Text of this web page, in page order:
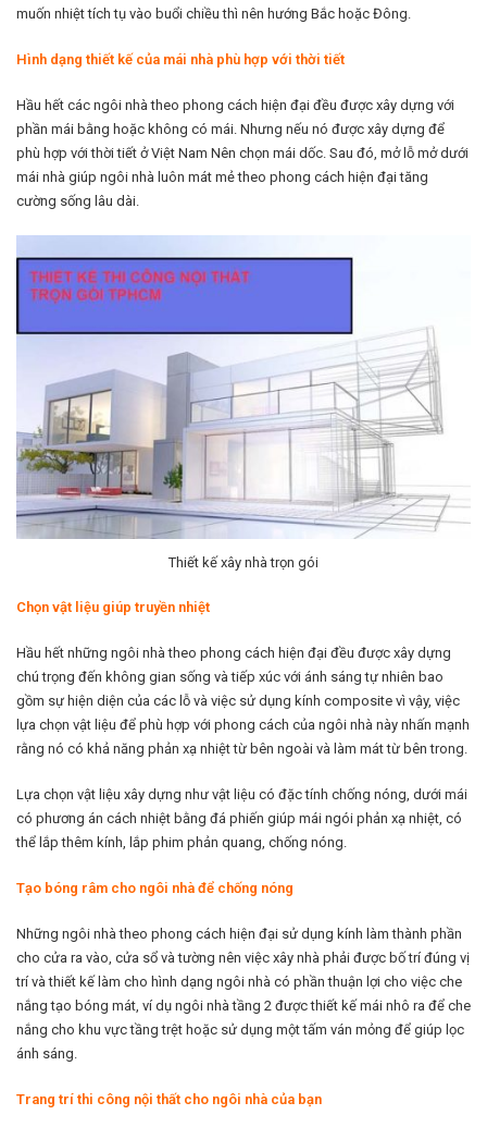
muốn nhiệt tích tụ vào buổi chiều thì nên hướng Bắc hoặc Đông.
Hình dạng thiết kế của mái nhà phù hợp với thời tiết
Hầu hết các ngôi nhà theo phong cách hiện đại đều được xây dựng với
phần mái bằng hoặc không có mái. Nhưng nếu nó được xây dựng để
phù hợp với thời tiết ở Việt Nam Nên chọn mái dốc. Sau đó, mở lỗ mở dưới
mái nhà giúp ngôi nhà luôn mát mẻ theo phong cách hiện đại tăng
cường sống lâu dài.
Thiết kế xây nhà trọn gói
Chọn vật liệu giúp truyền nhiệt
Hầu hết những ngôi nhà theo phong cách hiện đại đều được xây dựng
chú trọng đến không gian sống và tiếp xúc với ánh sáng tự nhiên bao
gồm sự hiện diện của các lỗ và việc sử dụng kính composite vì vậy, việc
lựa chọn vật liệu để phù hợp với phong cách của ngôi nhà này nhấn mạnh
rằng nó có khả năng phản xạ nhiệt từ bên ngoài và làm mát từ bên trong.
Lựa chọn vật liệu xây dựng như vật liệu có đặc tính chống nóng, dưới mái
có phương án cách nhiệt bằng đá phiến giúp mái ngói phản xạ nhiệt, có
thể lắp thêm kính, lắp phim phản quang, chống nóng.
Tạo bóng râm cho ngôi nhà để chống nóng
Những ngôi nhà theo phong cách hiện đại sử dụng kính làm thành phần
cho cửa ra vào, cửa sổ và tường nên việc xây nhà phải được bố trí đúng vị
trí và thiết kế làm cho hình dạng ngôi nhà có phần thuận lợi cho việc che
nắng tạo bóng mát, ví dụ ngôi nhà tầng 2 được thiết kế mái nhô ra để che
nắng cho khu vực tầng trệt hoặc sử dụng một tấm ván mỏng để giúp lọc
ánh sáng.
Trang trí thi công nội thất cho ngôi nhà của bạn